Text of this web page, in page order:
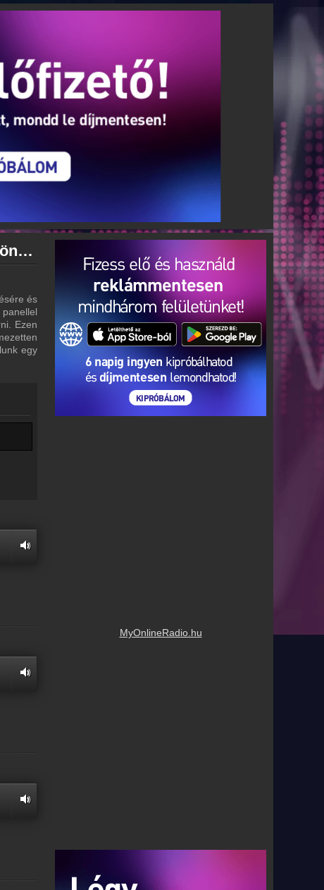
MyOnlineRadio.hu
Rádió 1 Eger - Gyöngyös - Hatvan archívum - Rádió 1 Eger - Gyöngyös - Hatvan podcasts - Rádió 1 Eger - Gyöngyös - Hatvan visszahallgatás
- Visszahallgatás
és
Ezen
egy